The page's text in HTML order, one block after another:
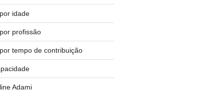
idade
profissão
tempo de contribuição
Adami